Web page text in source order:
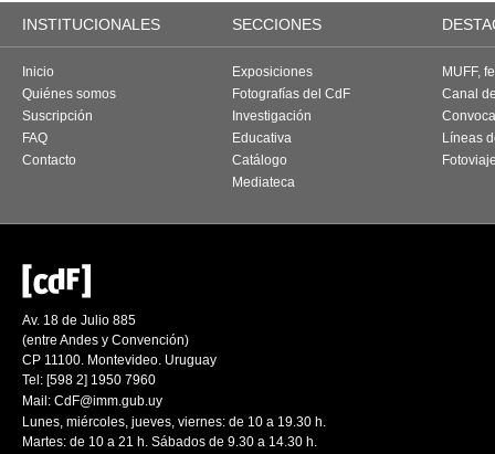
INSTITUCIONALES SECCIONES
Inicio
Quiénes somos
Suscripción
FAQ
Contacto
Exposiciones
Fotografías del CdF
Investigación
Educativa
Catálogo
Mediateca
MUFF,
Canal
Líneas
Av. 18 de Julio 885
(entre Andes y Convención)
CP 11100. Montevideo. Uruguay
Tel: [598 2] 1950 7960
Mail: CdF@imm.gub.uy
Lunes, miércoles, jueves, viernes: de 10 a 19.30 h.
Martes: de 10 a 21 h. Sábados de 9.30 a 14.30 h.